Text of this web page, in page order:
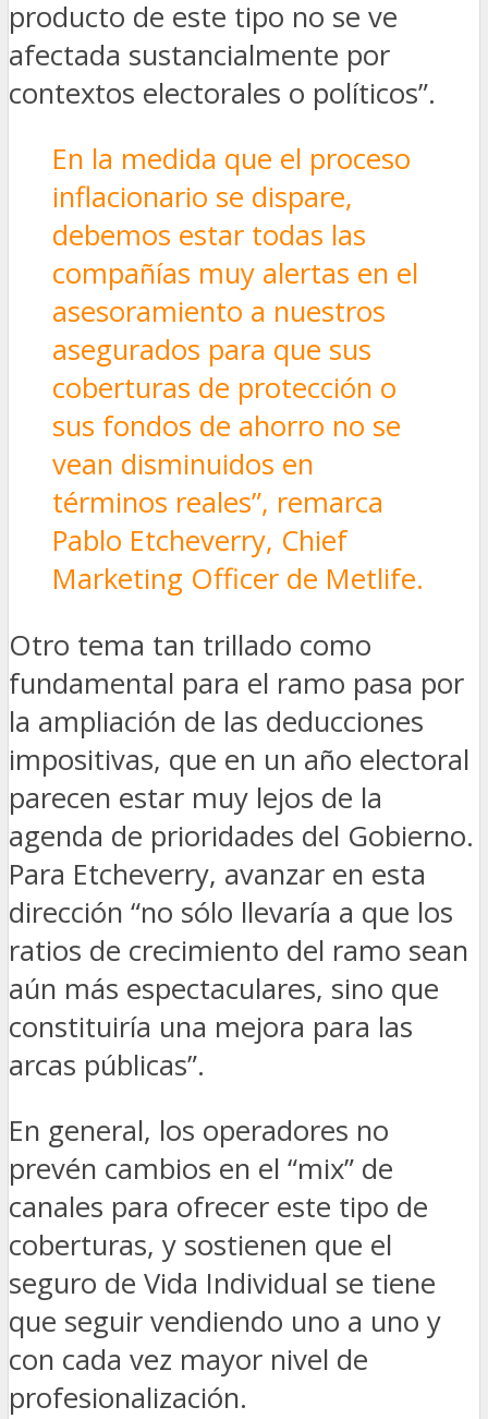
producto de este tipo no se ve
afectada sustancialmente por
contextos electorales o políticos”.
En la medida que el proceso
inflacionario se dispare,
debemos estar todas las
compañías muy alertas en el
asesoramiento a nuestros
asegurados para que sus
coberturas de protección o
sus fondos de ahorro no se
vean disminuidos en
términos reales”, remarca
Pablo Etcheverry, Chief
Marketing Officer de Metlife.
Otro tema tan trillado como
fundamental para el ramo pasa por
la ampliación de las deducciones
impositivas, que en un año electoral
parecen estar muy lejos de la
agenda de prioridades del Gobierno.
Para Etcheverry, avanzar en esta
dirección “no sólo llevaría a que los
ratios de crecimiento del ramo sean
aún más espectaculares, sino que
constituiría una mejora para las
arcas públicas”.
En general, los operadores no
prevén cambios en el “mix” de
canales para ofrecer este tipo de
coberturas, y sostienen que el
seguro de Vida Individual se tiene
que seguir vendiendo uno a uno y
con cada vez mayor nivel de
profesionalización.